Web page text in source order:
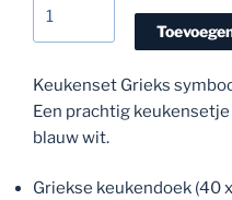
mati
aantal
Keukenset Grieks
Een prachtig
blauw wit.
Griekse keukendoek (40